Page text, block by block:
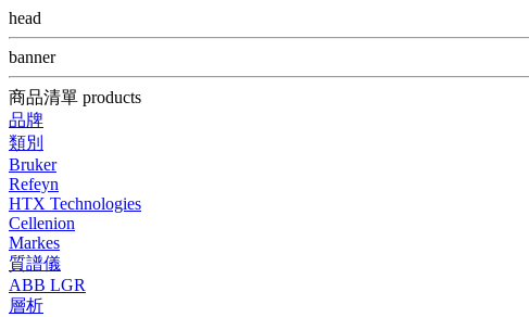
head
banner
商品清單 products
品牌
類別
Bruker
Refeyn
HTX Technologies
Cellenion
Markes
質譜儀
ABB LGR
層析